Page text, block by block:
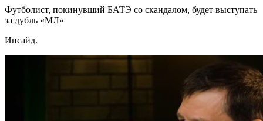
Футболист, покинувший БАТЭ со скандалом, будет выступать
за дубль «МЛ»
Инсайд.